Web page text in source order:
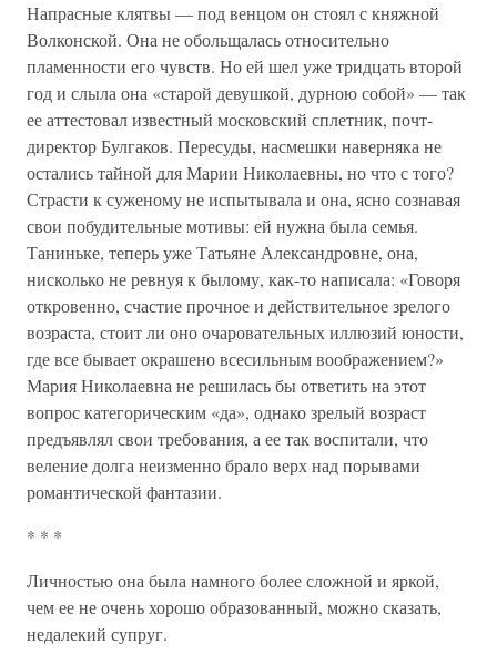
Напрасные клятвы — под венцом он стоял с княжной
Волконской. Она не обольщалась относительно
пламенности его чувств. Но ей шел уже тридцать второй
год и слыла она «старой девушкой, дурною собой» — так
ее аттестовал известный московский сплетник, почт-
директор Булгаков. Пересуды, насмешки наверняка не
остались тайной для Марии Николаевны, но что с того?
Страсти к суженому не испытывала и она, ясно сознавая
свои побудительные мотивы: ей нужна была семья.
Таниньке, теперь уже Татьяне Александровне, она,
нисколько не ревнуя к былому, как-то написала: «Говоря
откровенно, счастие прочное и действительное зрелого
возраста, стоит ли оно очаровательных иллюзий юности,
где все бывает окрашено всесильным воображением?»
Мария Николаевна не решилась бы ответить на этот
вопрос категорическим «да», однако зрелый возраст
предъявлял свои требования, а ее так воспитали, что
веление долга неизменно брало верх над порывами
романтической фантазии.
* * *
Личностью она была намного более сложной и яркой,
чем ее не очень хорошо образованный, можно сказать,
недалекий супруг.